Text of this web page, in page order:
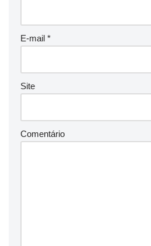
E-mail *
Site
Comentário